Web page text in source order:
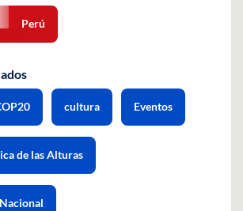
Perú
cultura Eventos
de las Alturas